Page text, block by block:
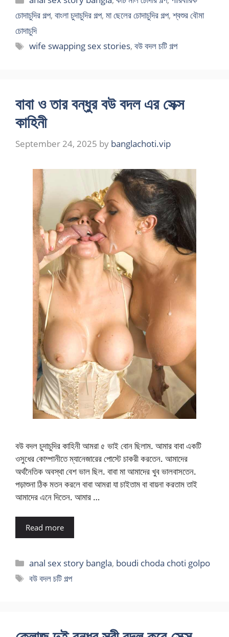
চোদাচুদির গল্প, বাংলা চুদাচুদির গল্প, মা ছেলের চোদাচুদির গল্প,শ্বশুর বৌমা
চোদাচুদি
Tags
wife swapping sex stories,বউ বদল চটি গল্প
বাবা ও তার বন্ধুর বউ বদল এর সেক্স
কাহিনী
September 24, 2025 by banglachoti.vip
বউ বদল চুদাচুদির কাহিনী আমরা ৫ ভাই বোন ছিলাম. আমার বাবা একটি
ওসুধের কোম্পানীতে ম্যানেজারের পোস্টে চাকরী করতেন. আমাদের
অর্থনৈতিক অবস্থা বেশ ভাল ছিল. বাবা মা আমাদের খুব ভালবাসতেন.
পড়াশুনা ঠিক মতন করলে বাবা আমরা যা চাইতাম বা বায়না করতাম তাই
আমাদের এনে দিতেন. আমার …
Read more
Categories
anal sex story bangla, boudi choda choti golpo
Tags
বউ বদল চটি গল্প